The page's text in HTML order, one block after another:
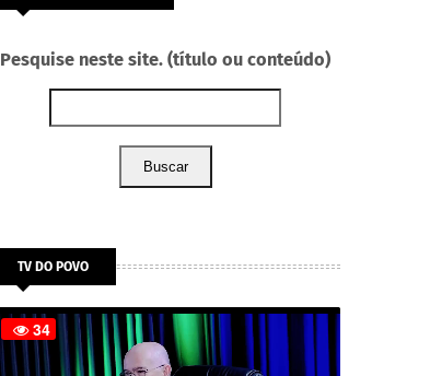
Pesquise neste site. (título ou conteúdo)
Buscar
TV DO POVO